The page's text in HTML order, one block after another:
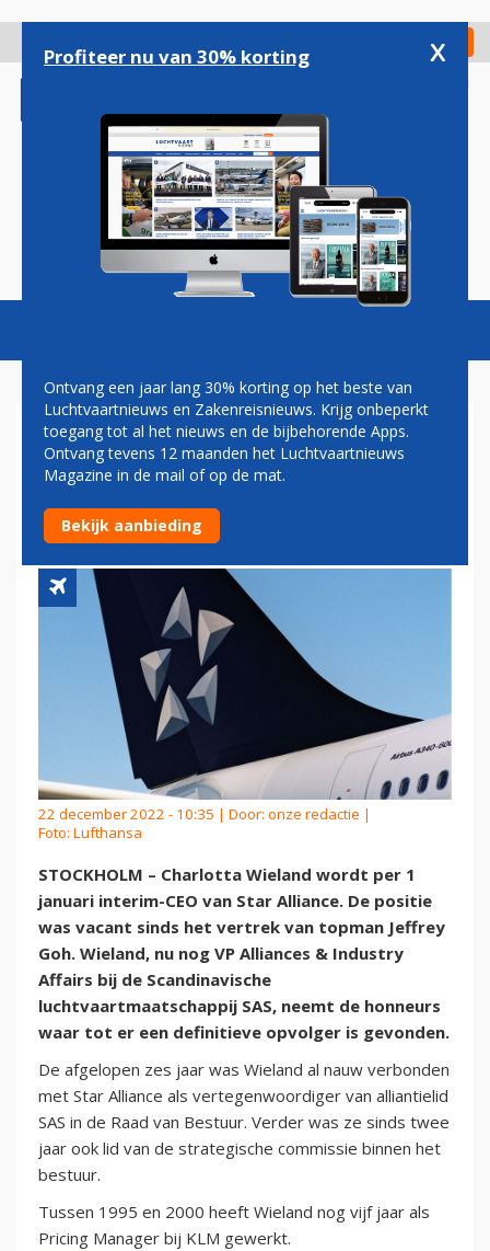
gaan
Check in
Magazine Podcasts Vacatures
CHARLOTTA WIELAND
AANGESTELD ALS INTERIM-
CEO VAN STAR ALLIANCE
22 december 2022 - 10:35 | Door: onze redactie |
Foto: Lufthansa
STOCKHOLM – Charlotta Wieland wordt per 1
januari interim-CEO van Star Alliance. De positie
was vacant sinds het vertrek van topman Jeffrey
Goh. Wieland, nu nog VP Alliances & Industry
Affairs bij de Scandinavische
luchtvaartmaatschappij SAS, neemt de honneurs
waar tot er een definitieve opvolger is gevonden.
De afgelopen zes jaar was Wieland al nauw verbonden
met Star Alliance als vertegenwoordiger van alliantielid
SAS in de Raad van Bestuur. Verder was ze sinds twee
jaar ook lid van de strategische commissie binnen het
bestuur.
Tussen 1995 en 2000 heeft Wieland nog vijf jaar als
Pricing Manager bij KLM gewerkt.
Profiteer nu van 30% korting x
Ontvang een jaar lang 30% korting op het beste van
Luchtvaartnieuws en Zakenreisnieuws. Krijg onbeperkt
toegang tot al het nieuws en de bijbehorende Apps.
Ontvang tevens 12 maanden het Luchtvaartnieuws
Magazine in de mail of op de mat.
Bekijk aanbieding